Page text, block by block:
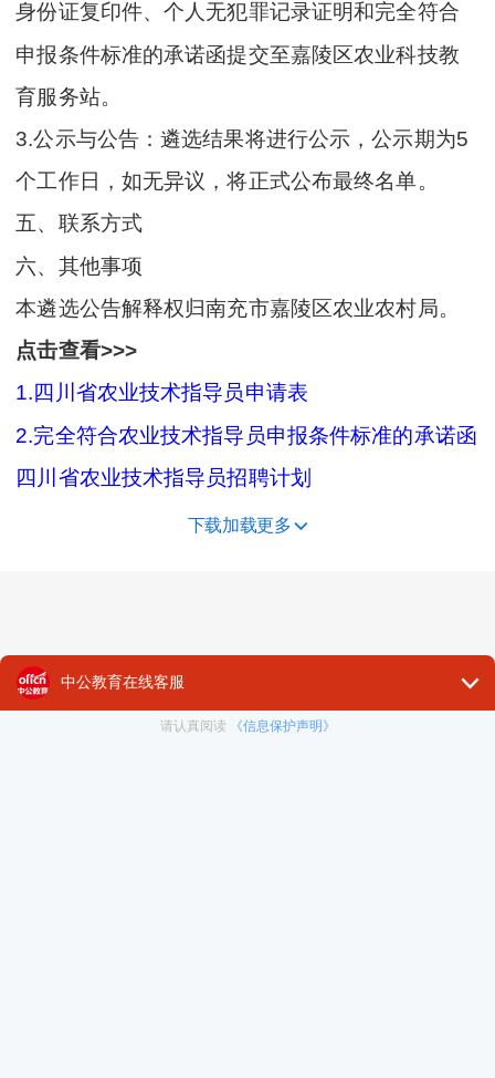
身份证复印件、个人无犯罪记录证明和完全符合
申报条件标准的承诺函提交至嘉陵区农业科技教
育服务站。
3.公示与公告：遴选结果将进行公示，公示期为5
个工作日，如无异议，将正式公布最终名单。
五、联系方式
六、其他事项
本遴选公告解释权归南充市嘉陵区农业农村局。
点击查看>>>
1.四川省农业技术指导员申请表
2.完全符合农业技术指导员申报条件标准的承诺函
四川省农业技术指导员招聘计划
下载加载更多